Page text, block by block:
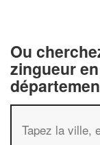
Ou
zingueur